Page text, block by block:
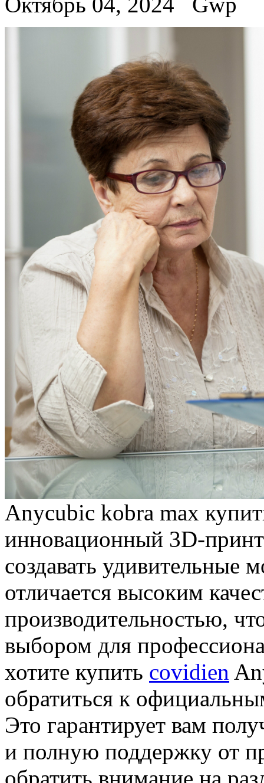
Anycubic kobra max
иннoвaциoнный 3D-
создавать удивительные
отличается высоким
производительностью,
выбором для
хотите купить covidien
обратиться к
Это гарантирует вам
и полную поддержку от